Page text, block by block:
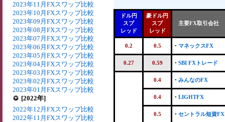
2023年11月FXスワップ比較
2023年10月FXスワップ比較
2023年09月FXスワップ比較
2023年08月FXスワップ比較
2023年07月FXスワップ比較
2023年06月FXスワップ比較
2023年05月FXスワップ比較
2023年04月FXスワップ比較
2023年03月FXスワップ比較
2023年02月FXスワップ比較
2023年01月FXスワップ比較
[2022年]
2022年12月FXスワップ比較
2022年11月FXスワップ比較
ドル円
スプ
レッド
豪ドル円
スプ
レッド
主要FX取引会社
0.2 0.5 ・ マネックスFX
0.27 0.59 ・ SBI FXトレード
0.4 ・ みんなのFX
0.4 ・ LIGHTFX
0.5 ・ セントラル短資FX